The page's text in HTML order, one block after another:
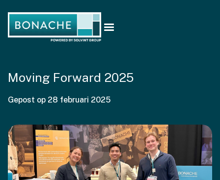
Moving Forward 2025
Gepost op 28 februari 2025